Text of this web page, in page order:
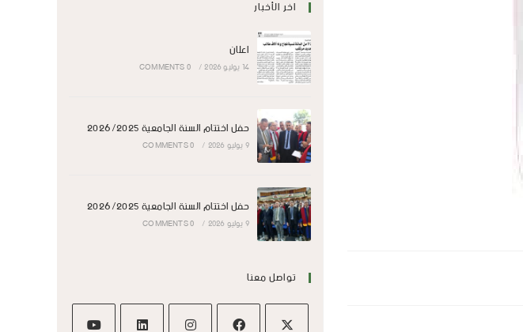
اخر الأخبار
اعلان
14 يوليو 2026 /
0 COMMENTS
حفل اختتام السنة الجامعية 2026/2025
9 يوليو 2026 /
0 COMMENTS
حفل اختتام السنة الجامعية 2026/2025
9 يوليو 2026 /
0 COMMENTS
تواصل معنا